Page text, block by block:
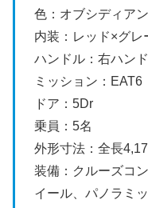
色：オブシディア
内装：レッド×グレ
ハンドル：右ハン
ミッション：EAT6
ドア：5Dr
乗員：5名
外形寸法：全長
装備：クルーズコ
イール、パノラミ